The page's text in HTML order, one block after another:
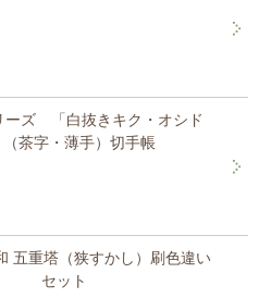
ーズ 「白抜きキク・オシド
（茶字・薄手）切手帳
五重塔（狭すかし）刷色違い
セット